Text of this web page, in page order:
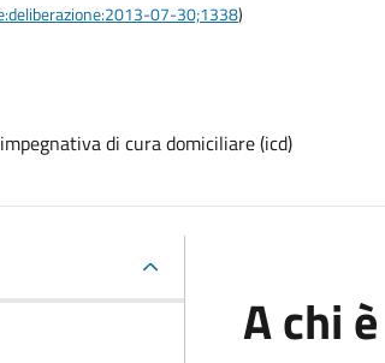
07-30;1338)
di cura domiciliare (icd)
A chi